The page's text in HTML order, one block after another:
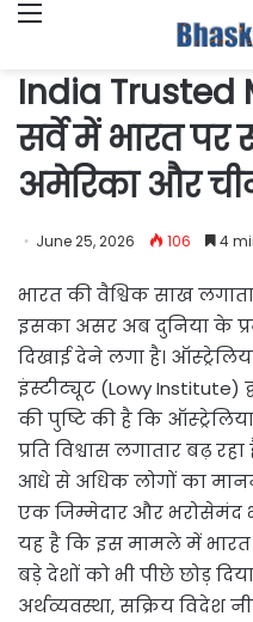
India Trusted
सर्वे में भारत पर
अमेरिका और
June 25, 2026 106 4
भारत की वैश्विक साख
इसका असर अब दुनिया के
दिखाई देने लगा है।
इंस्टीट्यूट (Lowy Institute)
की पुष्टि की है कि
प्रति विश्वास लगातार बढ़
आधे से अधिक लोगों का
एक जिम्मेदार और भरोसेमंद
यह है कि इस मामले में
बड़े देशों को भी पीछे छोड़
अर्थव्यवस्था, सक्रिय विदेश